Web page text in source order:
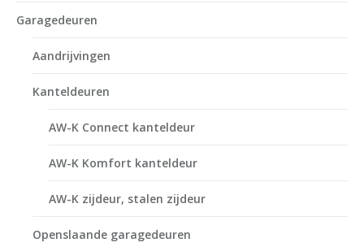
Garagedeuren
Aandrijvingen
Kanteldeuren
AW-K Connect kanteldeur
AW-K Komfort kanteldeur
AW-K zijdeur, stalen zijdeur
Openslaande garagedeuren